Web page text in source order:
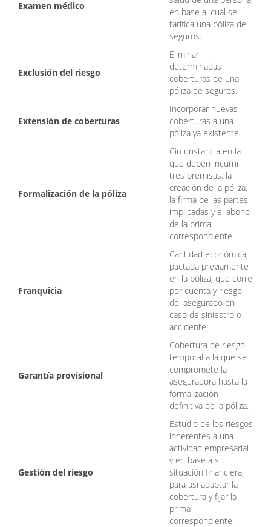
Examen médico
en base al cual se
tarifica una póliza de
seguros.
Exclusión del riesgo
Eliminar
determinadas
coberturas de una
póliza de seguros.
Extensión de coberturas
Incorporar nuevas
coberturas a una
póliza ya existente.
Formalización de la póliza
Circunstancia en la
que deben incurrir
tres premisas: la
creación de la póliza,
la firma de las partes
implicadas y el abono
de la prima
correspondiente.
Franquicia
Cantidad económica,
pactada previamente
en la póliza, que corre
por cuenta y riesgo
del asegurado en
caso de siniestro o
accidente
Garantía provisional
Cobertura de riesgo
temporal a la que se
compromete la
aseguradora hasta la
formalización
definitiva de la póliza.
Gestión del riesgo
Estudio de los riesgos
inherentes a una
actividad empresarial
y en base a su
situación financiera,
para así adaptar la
cobertura y fijar la
prima
correspondiente.